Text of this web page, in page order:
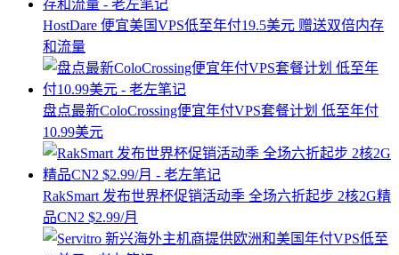
HostDare 便宜美国VPS低至年付19.5美元 赠送双倍内存
和流量
盘点最新ColoCrossing便宜年付VPS套餐计划 低至年付
10.99美元
RakSmart 发布世界杯促销活动季 全场六折起步 2核2G精
品CN2 $2.99/月